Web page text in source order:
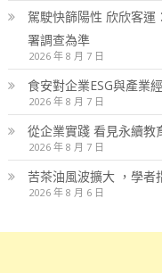
駕駛快篩陽性 欣欣客運
署調查為準
2026 年 8 月 7 日
食安對企業ESG與產業
2026 年 8 月 7 日
從企業實踐 看見永續教
2026 年 8 月 7 日
苦茶油風波擴大 ，學者
2026 年 8 月 6 日